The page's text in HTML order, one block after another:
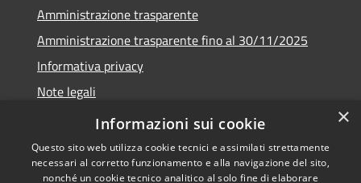
Amministrazione trasparente
Amministrazione trasparente fino al 30/11/2025
Informativa privacy
Note legali
Dichiarazione di accessibilità
×
Informazioni sui cookie
Questo sito web utilizza cookie tecnici e assimilati strettamente
necessari al corretto funzionamento e alla navigazione del sito,
nonché un cookie tecnico analitico al solo fine di elaborare